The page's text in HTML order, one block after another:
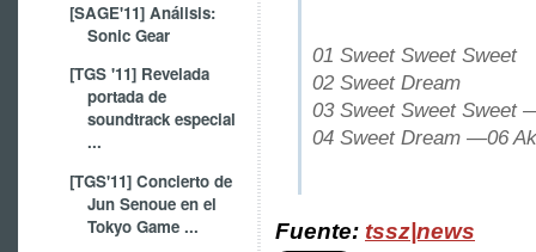
[SAGE'11] Análisis:
Sonic Gear
[TGS '11] Revelada
portada de
soundtrack especial
...
[TGS'11] Concierto de
Jun Senoue en el
Tokyo Game ...
01 Sweet Sweet Sweet
02 Sweet Dream
03 Sweet Sweet Sweet
04 Sweet Dream —06
Fuente: tssz|news